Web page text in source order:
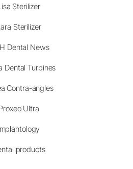
Sterilizer
Sterilizer
Dental News
Dental Turbines
Contra-angles
Ultra
products